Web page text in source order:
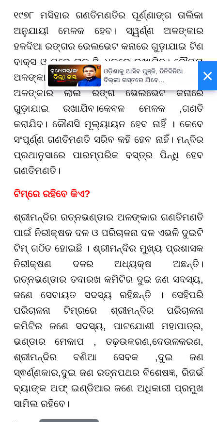
୧୯୭୮ ମସିହାର ଗଣତିମଣତିର ପୂର୍ଣ୍ଣାଙ୍ଗ ତାଲିକା
ଅନୁଯାୟୀ ମେଳକ ହେବ। ସ୍ୱର୍ଣ୍ଣ ଅଳଙ୍କାର
ହଳଦିଆ ରଙ୍ଗର ଭେଲଭେଟ କନାରେ ଗୁଡ଼ାଯାଇ ଟିଣ
ବାକ୍ସ ଓ ପରେ ତାକୁ ସିନ୍ଧୁକରେ ରଖାଯିବ। ରୌପ୍ୟ
ଅଳଙ୍କାର ଧଳା ବା ସିଲଭର ରଙ୍ଗ ଓ ଅନ୍ୟାନ୍ୟ
ଅଳଙ୍କାର ଲାଲ ରଙ୍ଗ ଭେଲଭେଟ କନାରେ
ଗୁଡ଼ାଯାଇ ରଖାଯିବ।କେବଳ ମେଳକ ,ଗଣତି
କରାଯିବ। କୌଣସି ମୂଲ୍ୟାୟନ ହେବ ନାହିଁ । କେବେ
ସଂପୂର୍ଣ୍ଣ ଗଣତିମଣତି ସରିବ କହି ହେବ ନାହିଁ। ମନ୍ଦିର
ପ୍ରଥାନୁସାରେ ପାରମ୍ପରିକ ବସ୍ତ୍ର ପିନ୍ଧି ହେବ
ଗଣତିମଣତି।
​​​​​​​ଟିମ୍‌ରେ ରହିବେ କିଏ?
ଶ୍ରୀମନ୍ଦିର ରତ୍ନଭଣ୍ଡାର ଅଳଙ୍କାର ଗଣତିମଣତି
ପାଇଁ ନିରୀକ୍ଷକ ଦଳ ଓ ପରିଚାଳନା ଦଳ ଏଭଳି ଦୁଇଟି
ଟିମ୍ ଗଠିତ ହୋଇଛି । ଶ୍ରୀମନ୍ଦିର ମୁଖ୍ୟ ପ୍ରଶାସକ
ନିରୀକ୍ଷଣ ଦଳର ଅଧ୍ୟକ୍ଷ ଅଛନ୍ତି।
ରତ୍ନଭଣ୍ଡାର ତଦାରଖ କମିଟିର ଦୁଇ ଜଣ ସଦସ୍ୟ,
ଜଣେ ସେବାୟତ ସଦସ୍ୟ ରହିଛନ୍ତି । ସେହିପରି
ପରିଚାଳନା ଟିମ୍ରରେ ଶ୍ରୀମନ୍ଦିର ପରିଚାଳନା
କମିଟିର ଜଣେ ସଦସ୍ୟ, ପାଟଯୋଶୀ ମହାପାତ୍ର,
ଭଣ୍ଡାର ମେକାପ , ତଢ଼ଉକରଣ,ଦେଉଳକରଣ,
ଶ୍ରୀମନ୍ଦିର ବଣିଆ ସେବକ ,ଦୁଇ ଜଣ
ସ୍ଵର୍ଣ୍ଣକାର,ଦୁଇ ଜଣ ରତ୍ନପଥର ବିଶେଷଜ୍ଞ, ରିଜର୍ଭ
ବ୍ୟାଙ୍କ ଅଫ୍ ଇଣ୍ଡିଆର ଜଣେ ଅଧିକାରୀ ପ୍ରମୁଖ
ସାମିଲ ରହିବେ।
×
ଓଡ଼ିଶାକୁ ଆସିବ ପୁଞ୍ଜି, ତିନିଦିନିଆ
ଦିଲ୍ଲୀ ଗସ୍ତରେ ଯିବେ